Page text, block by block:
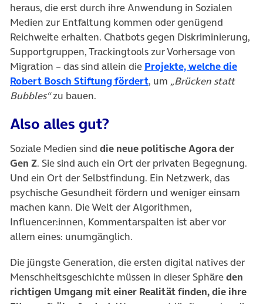
heraus, die erst durch ihre Anwendung in Sozialen
Medien zur Entfaltung kommen oder genügend
Reichweite erhalten. Chatbots gegen Diskriminierung,
Supportgruppen, Trackingtools zur Vorhersage von
Migration – das sind allein die Projekte, welche die
Robert Bosch Stiftung fördert(öffnet in neuem Tab)
, um „Brücken statt
Bubbles“zu bauen.
Also alles gut?
Soziale Medien sind die neue politische Agora der
Gen Z. Sie sind auch ein Ort der privaten Begegnung.
Und ein Ort der Selbstfindung. Ein Netzwerk, das
psychische Gesundheit fördern und weniger einsam
machen kann. Die Welt der Algorithmen,
Influencer:innen, Kommentarspalten ist aber vor
allem eines: unumgänglich.
Die jüngste Generation, die ersten digital natives der
Menschheitsgeschichte müssen in dieser Sphäreden
richtigen Umgang mit einer Realität finden, die ihre